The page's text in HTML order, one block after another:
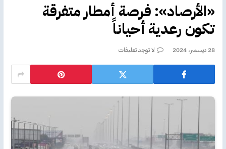
«الأرصاد»: فرصة أمطار متفرقة
تكون رعدية أحياناً
28 ديسمبر، 2024 لا توجد تعليقات